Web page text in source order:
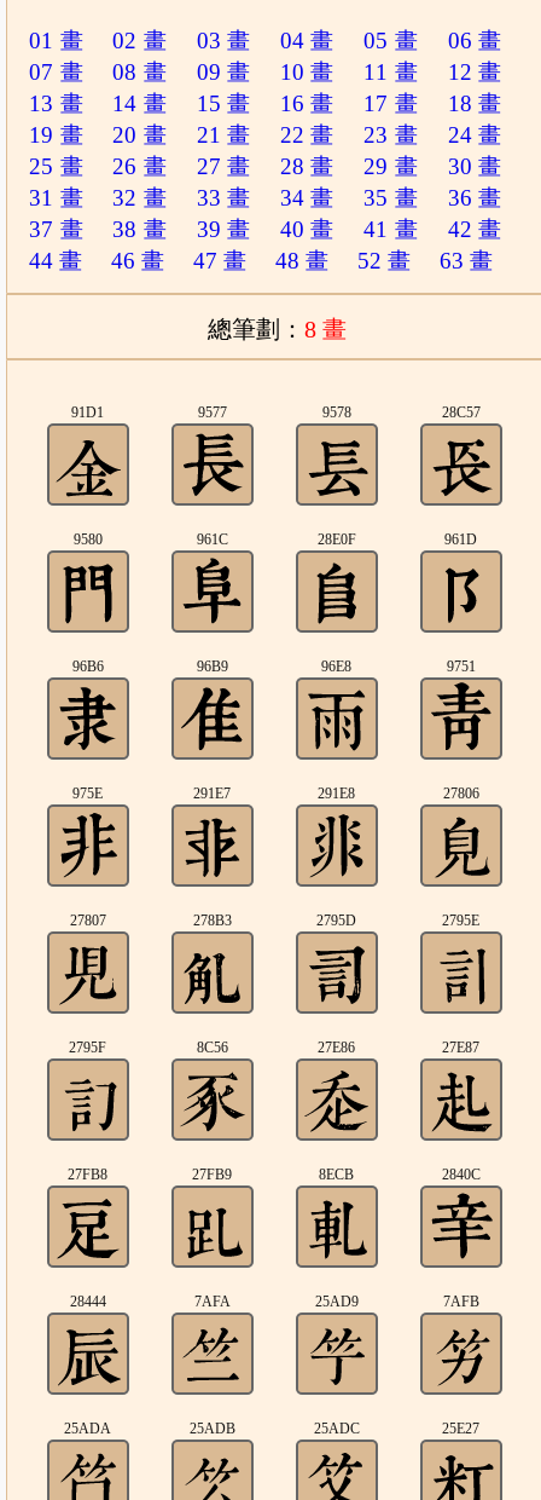
01 畫 02 畫 03 畫 04 畫 05 畫
06 畫
07 畫
08 畫 09 畫 10 畫 11 畫
12 畫
13 畫
14 畫 15 畫 16 畫 17 畫
18 畫
19 畫
20 畫 21 畫 22 畫 23 畫
24 畫
25 畫
26 畫 27 畫 28 畫 29 畫
30 畫
31 畫
32 畫 33 畫 34 畫 35 畫
36 畫
37 畫
38 畫 39 畫 40 畫 41 畫
42 畫
44 畫
46 畫 47 畫 48 畫 52 畫 63 畫
總筆劃： 8 畫
91D1 9577 9578 28C57
9580 961C 28E0F 961D
96B6 96B9 96E8 9751
975E 291E7 291E8 27806
27807 278B3 2795D 2795E
2795F 8C56 27E86 27E87
27FB8 27FB9 8ECB 2840C
28444 7AFA 25AD9 7AFB
25ADA 25ADB 25ADC 25E27